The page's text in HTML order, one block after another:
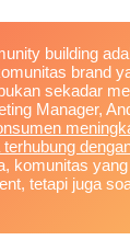
building
brand
sekadar
Manager,
komunitas
tetapi juga